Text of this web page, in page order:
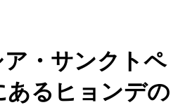
ア・サンクトペ
あるヒョンデの